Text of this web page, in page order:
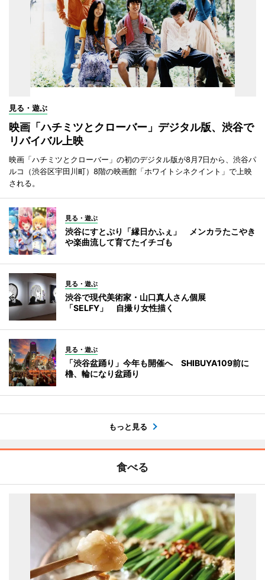
見る・遊ぶ
映画「ハチミツとクローバー」デジタル版、渋谷で
リバイバル上映
映画「ハチミツとクローバー」の初のデジタル版が8月7日から、渋谷パ
ルコ（渋谷区宇田川町）8階の映画館「ホワイトシネクイント」で上映
される。
見る・遊ぶ
渋谷にすとぷり「縁日かふぇ」 メンカラたこやき
や楽曲流して育てたイチゴも
見る・遊ぶ
渋谷で現代美術家・山口真人さん個展
「SELFY」 自撮り女性描く
見る・遊ぶ
「渋谷盆踊り」今年も開催へ SHIBUYA109前に
櫓、輪になり盆踊り
もっと見る
食べる